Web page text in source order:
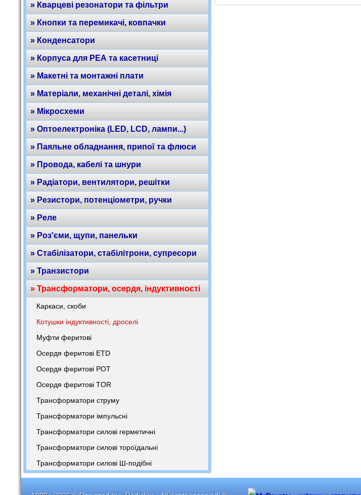
» Кварцеві резонатори та фільтри
» Кнопки та перемикачі, ковпачки
» Конденсатори
» Корпуса для РЕА та касетниці
» Макетні та монтажні плати
» Матеріали, механічні деталі, хімія
» Мікросхеми
» Оптоелектроніка (LED, LCD, лампи...)
» Паяльне обладнання, припої та флюси
» Провода, кабелі та шнури
» Радіатори, вентилятори, решітки
» Резистори, потенціометри, ручки
» Реле
» Роз'єми, щупи, панельки
» Стабілізатори, стабілітрони, супресори
» Транзистори
» Трансформатори, осердя, індуктивності
Каркаси, скоби
Котушки індуктивності, дроселі
Муфти феритові
Осердя феритові ETD
Осердя феритові POT
Осердя феритові TOR
Трансформатори струму
Трансформатори імпульсні
Трансформатори силові герметичні
Трансформатори силові тороїдальні
Трансформатори силові Ш-подібні